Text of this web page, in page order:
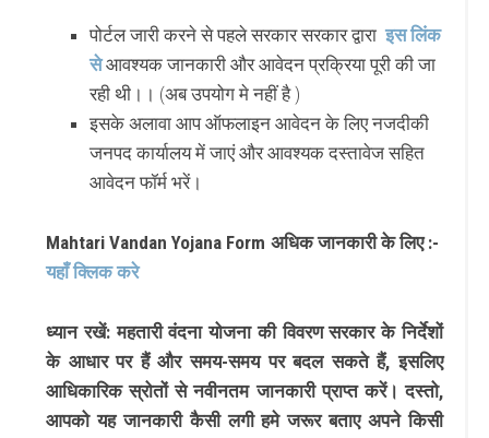
पोर्टल जारी करने से पहले सरकार सरकार द्वाराइस लिंक
सेआवश्यक जानकारी और आवेदन प्रक्रिया पूरी की जा
रही थी।। (अब उपयोग मे नहीं है )
इसके अलावा आप ऑफलाइन आवेदन के लिए नजदीकी
जनपद कार्यालय में जाएं और आवश्यक दस्तावेज सहित
आवेदन फॉर्म भरें।
Mahtari Vandan Yojana Form अधिक जानकारी के लिए :-
यहाँ क्लिक करे
ध्यान रखें: महतारी वंदना योजना की विवरण सरकार के निर्देशों
के आधार पर हैं और समय-समय पर बदल सकते हैं, इसलिए
आधिकारिक स्रोतों से नवीनतम जानकारी प्राप्त करें। दस्तो,
आपको यह जानकारी कैसी लगी हमे जरूर बताए अपने किसी